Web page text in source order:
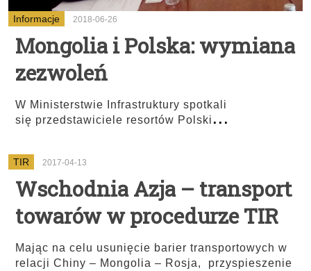
Informacje 2018-06-26
Mongolia i Polska: wymiana
zezwoleń
W Ministerstwie Infrastruktury spotkali
się przedstawiciele resortów Polski ...
TIR 2017-04-13
Wschodnia Azja – transport
towarów w procedurze TIR
Mając na celu usunięcie barier transportowych w
relacji Chiny – Mongolia – Rosja, przyspieszenie